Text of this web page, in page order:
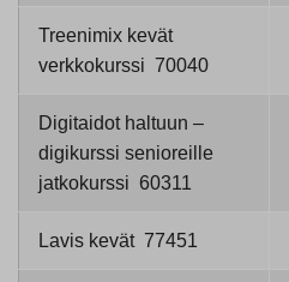
Treenimix kevät
verkkokurssi 70040
Digitaidot haltuun –
digikurssi senioreille
jatkokurssi 60311
Lavis kevät 77451